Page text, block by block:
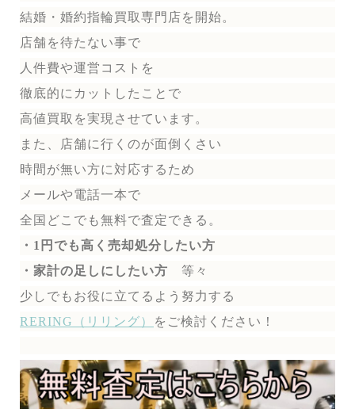
結婚・婚約指輪買取専門店を開始。
店舗を待たない事で
人件費や運営コストを
徹底的にカットしたことで
高値買取を実現させています。
また、店舗に行くのが面倒くさい
時間が無い方に対応するため
メールや電話一本で
全国どこでも無料で査定できる。
・1円でも高く売却処分したい方
・家計の足しにしたい方 等々
少しでもお役に立てるよう努力する
RERING（リリング）
を ご検討ください！